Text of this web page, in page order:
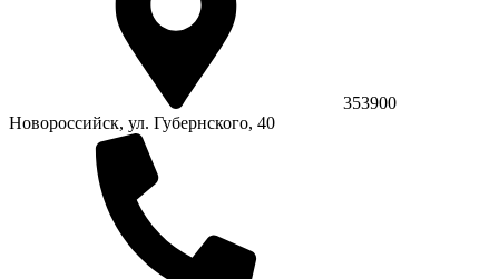
353900
Новороссийск, ул. Губернского, 40